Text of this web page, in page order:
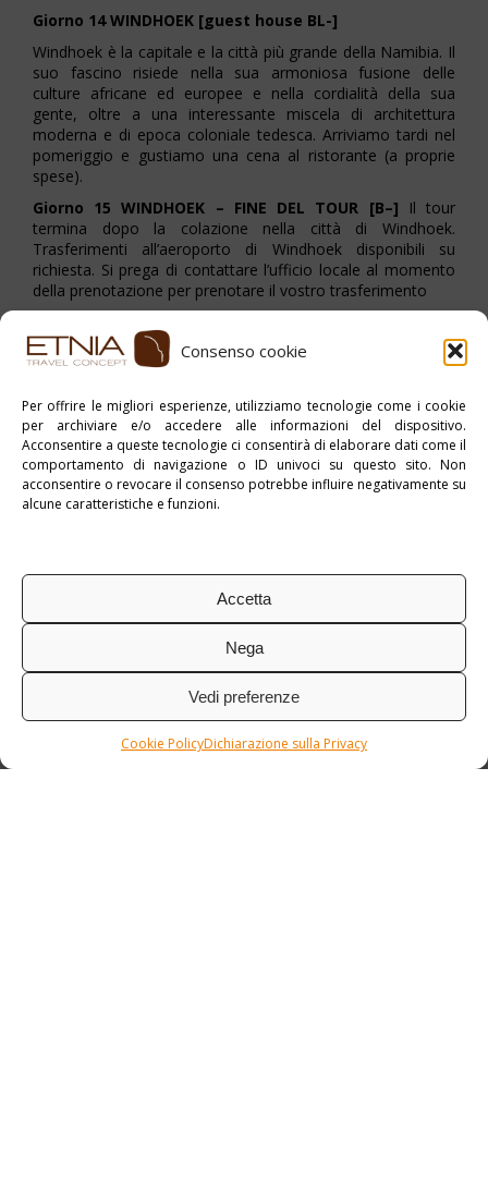
Consenso cookie
Per offrire le migliori esperienze, utilizziamo tecnologie come i cookie
per archiviare e/o accedere alle informazioni del dispositivo.
Acconsentire a queste tecnologie ci consentirà di elaborare dati come il
comportamento di navigazione o ID univoci su questo sito. Non
acconsentire o revocare il consenso potrebbe influire negativamente su
alcune caratteristiche e funzioni.
Accetta
Nega
Vedi preferenze
Cookie PolicyDichiarazione sulla Privacy
Giorno 14 WINDHOEK [guest house BL-]
Windhoek è la capitale e la città più grande della Namibia. Il
suo fascino risiede nella sua armoniosa fusione delle
culture africane ed europee e nella cordialità della sua
gente, oltre a una interessante miscela di architettura
moderna e di epoca coloniale tedesca. Arriviamo tardi nel
pomeriggio e gustiamo una cena al ristorante (a proprie
spese).
Giorno 15 WINDHOEK – FINE DEL TOUR [B–] Il tour
termina dopo la colazione nella città di Windhoek.
Trasferimenti all’aeroporto di Windhoek disponibili su
richiesta. Si prega di contattare l’ufficio locale al momento
della prenotazione per prenotare il vostro trasferimento
Stampa PDF
Pubblicato in:Crossland,Namibia,Zambia
Tag:Accomodated